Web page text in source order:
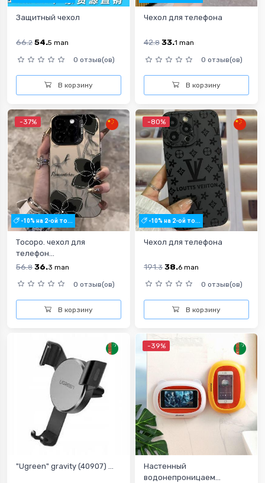
Защитный чехол
66.2 54.5 man
0 отзыв(ов)
В корзину
Чехол для телефона
42.8 33.1 man
0 отзыв(ов)
В корзину
-37%
-10% на 2-ой то...
Тосоро. чехол для
телефон...
56.8 36.3 man
0 отзыв(ов)
В корзину
-80%
-10% на 2-ой то...
Чехол для телефона
191.3 38.6 man
0 отзыв(ов)
В корзину
"Ugreen" gravity (40907) ...
-39%
Настенный
водонепроницаем...